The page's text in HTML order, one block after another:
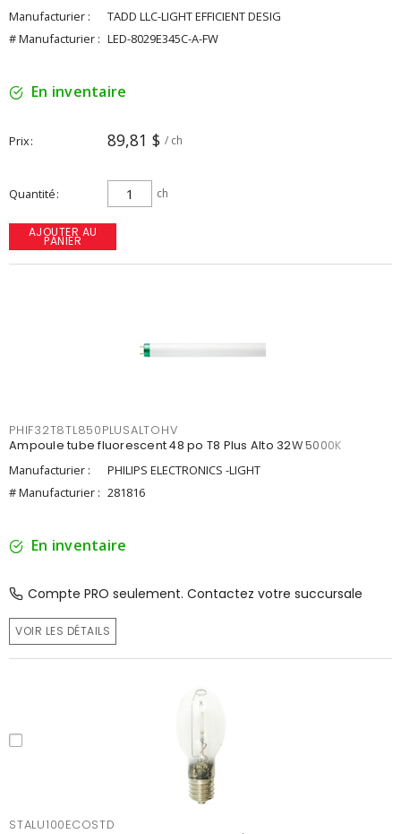
Manufacturier :
TADD LLC-LIGHT EFFICIENT DESIG
# Manufacturier : LED-8029E345C-A-FW
En inventaire
Prix 89,81 $ / ch
Quantité ch
AJOUTER AU
PANIER
PHIF32T8TL850PLUSALTOHV
Ampoule tube fluorescent 48 po T8 Plus Alto 32W 5000K
Manufacturier :
PHILIPS ELECTRONICS -LIGHT
# Manufacturier : 281816
En inventaire
Compte PRO seulement. Contactez votre succursale
VOIR LES DÉTAILS
STALU100ECOSTD